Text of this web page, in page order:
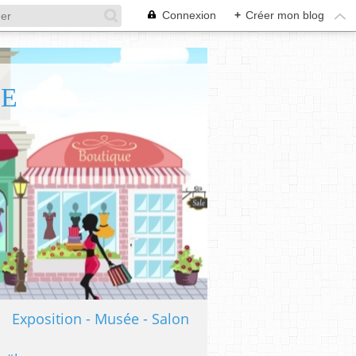
Connexion + Créer mon blog
Exposition - Musée - Salon